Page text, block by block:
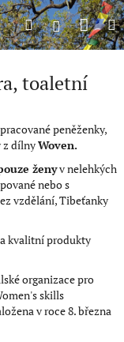
HledatPřihlášení
toaletní
peněženky,
z dílnyWoven.
ženyv nelehkých
nebo s
vzdělání, Tibeťanky
kvalitní produkty
organizace pro
skills
v roce 8. března